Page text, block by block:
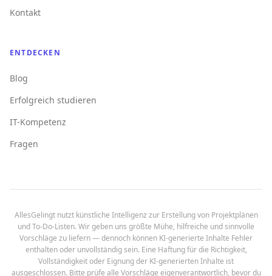
Kontakt
ENTDECKEN
Blog
Erfolgreich studieren
IT-Kompetenz
Fragen
AllesGelingt nutzt künstliche Intelligenz zur Erstellung von Projektplänen
und To-Do-Listen. Wir geben uns größte Mühe, hilfreiche und sinnvolle
Vorschläge zu liefern — dennoch können KI-generierte Inhalte Fehler
enthalten oder unvollständig sein. Eine Haftung für die Richtigkeit,
Vollständigkeit oder Eignung der KI-generierten Inhalte ist
ausgeschlossen. Bitte prüfe alle Vorschläge eigenverantwortlich, bevor du